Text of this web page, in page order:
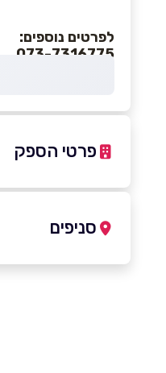
לפרטים נוספים:
073-7316775
פרטי הספק
סניפים